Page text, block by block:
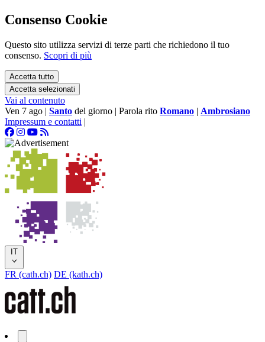
Consenso Cookie
Questo sito utilizza servizi di terze parti che richiedono il tuo
consenso. Scopri di più
Accetta tutto
Accetta selezionati
Vai al contenuto
Ven 7 ago | Santo del giorno | Parola rito Romano | Ambrosiano
Impressum e contatti |
IT
FR (cath.ch) DE (kath.ch)